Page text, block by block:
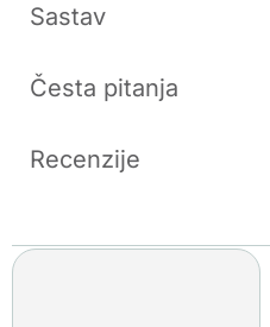
Sastav
Česta pitanja
Recenzije